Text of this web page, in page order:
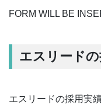
FORM WILL BE
エスリード
エスリードの採用実